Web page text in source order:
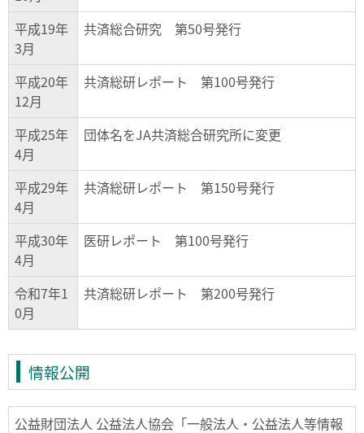
平成19年
3月
共済総合研究 第50号発行
平成20年
12月
共済総研レポート 第100号発行
平成25年
4月
団体名をJA共済総合研究所に変更
平成29年
4月
共済総研レポート 第150号発行
平成30年
4月
医研レポート 第100号発行
令和7年1
0月
共済総研レポート 第200号発行
情報公開
公益財団法人 公益法人協会「一般法人・公益法人等情報